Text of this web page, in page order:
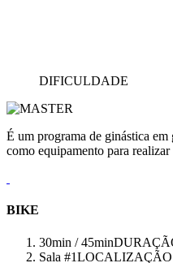
DIFICULDADE
É um programa de ginástica
como equipamento para
BIKE
30min / 45min
Sala #1LOCALIZAÇÃO